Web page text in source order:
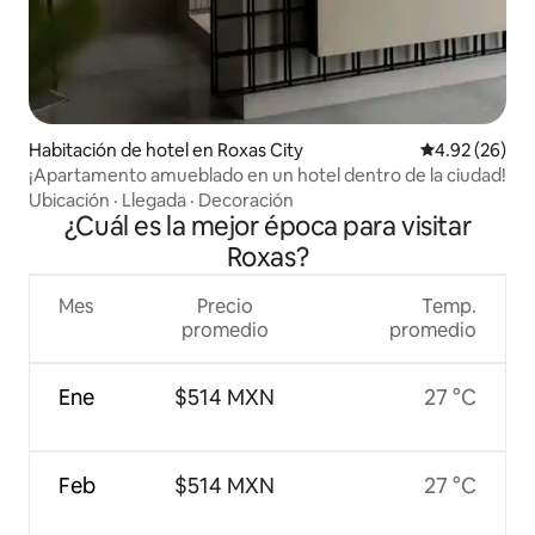
Habitación de hotel en Roxas City Calificación
4.92 (26)
¡Apartamento amueblado en un hotel dentro de la ciudad!
Ubicación · Llegada · Decoración
¿Cuál es la mejor época para visitar
Roxas?
Mes
Ene
Feb
Precio
promedio
$514 MXN
$514 MXN
Temp.
promedio
27 °C
27 °C